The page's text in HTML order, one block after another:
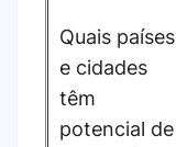
Quais países
e cidades
têm
potencial de